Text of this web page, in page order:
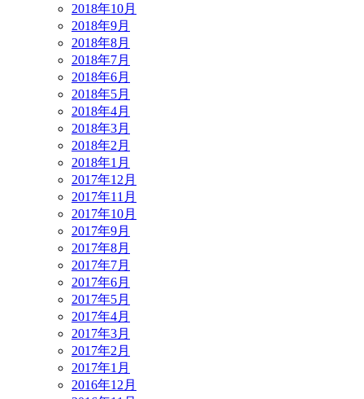
2018年10月
2018年9月
2018年8月
2018年7月
2018年6月
2018年5月
2018年4月
2018年3月
2018年2月
2018年1月
2017年12月
2017年11月
2017年10月
2017年9月
2017年8月
2017年7月
2017年6月
2017年5月
2017年4月
2017年3月
2017年2月
2017年1月
2016年12月